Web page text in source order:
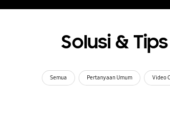
Solusi & Tips
Semua Pertanyaan Umum Video